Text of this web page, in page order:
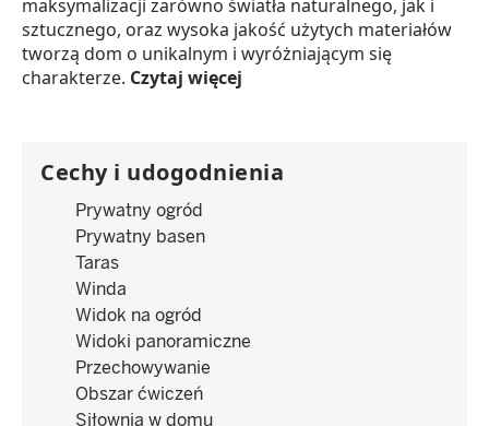
maksymalizacji zarówno światła naturalnego, jak i
sztucznego, oraz wysoka jakość użytych materiałów
tworzą dom o unikalnym i wyróżniającym się
charakterze. Czytaj więcej
Cechy i udogodnienia
Prywatny ogród
Prywatny basen
Taras
Winda
Widok na ogród
Widoki panoramiczne
Przechowywanie
Obszar ćwiczeń
Siłownia w domu